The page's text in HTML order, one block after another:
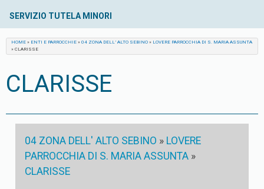
SERVIZIO TUTELA MINORI
HOME » ENTI E PARROCCHIE » 04 ZONA DELL’ ALTO SEBINO » LOVERE PARROCCHIA DI S. MARIA ASSUNTA
» CLARISSE
CLARISSE
04 ZONA DELL' ALTO SEBINO » LOVERE
PARROCCHIA DI S. MARIA ASSUNTA »
CLARISSE